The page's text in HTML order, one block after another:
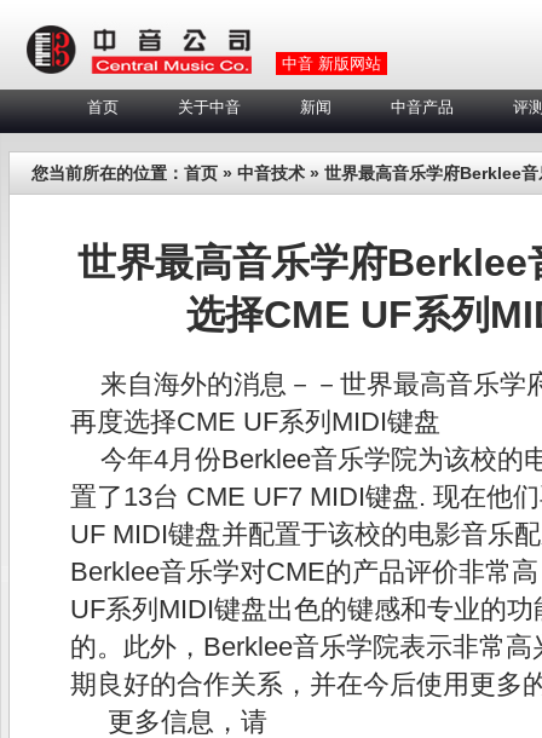
中音 新版网站
首页 关于中音 新闻 中音产品 评
您当前所在的位置： 首页 » 中音技术 » 世界最高音乐学府Berklee
世界最高音乐学府Berklee
选择CME UF系列
来自海外的消息－－世界最高音乐学
再度选择CME UF系列MIDI键盘
今年4月份Berklee音乐学院为该校的
置了13台 CME UF7 MIDI键盘. 现在他
UF MIDI键盘并配置于该校的电影音乐
Berklee音乐学对CME的产品评价非常
UF系列MIDI键盘出色的键感和专业的
的。此外，Berklee音乐学院表示非常
期良好的合作关系，并在今后使用更多
更多信息，请